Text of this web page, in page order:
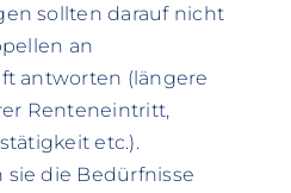
sollten darauf nicht
an
antworten (längere
Renteneintritt,
etc.).
sie die Bedürfnisse